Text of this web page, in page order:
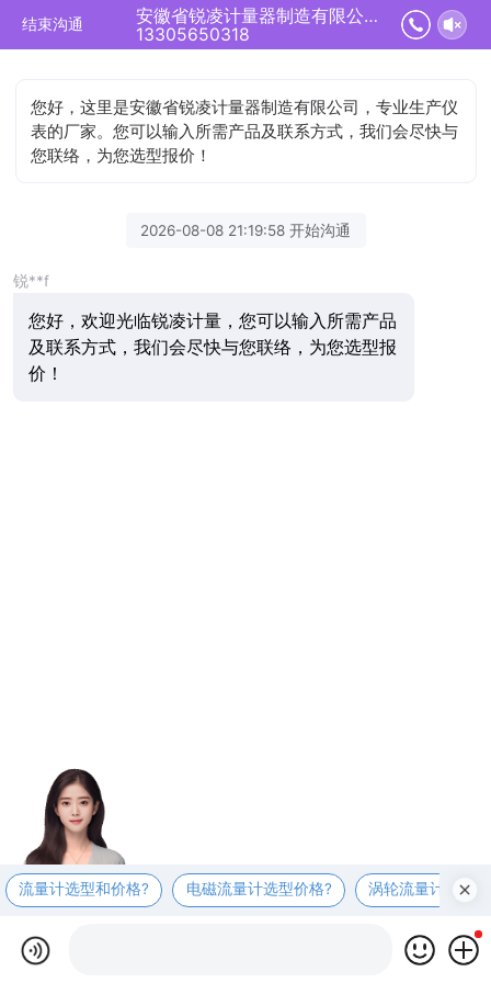
结束沟通
安徽省锐凌计量器制造有限公司正在为您服务
13305650318
您好，这里是安徽省锐凌计量器制造有限公司，专业生产仪
表的厂家。您可以输入所需产品及联系方式，我们会尽快与
您联络，为您选型报价！
2026-08-08 21:19:58 开始沟通
锐**f
您好，欢迎光临锐凌计量，您可以输入所需产品
及联系方式，我们会尽快与您联络，为您选型报
价！
流量计选型和价格? 电磁流量计选型价格? 涡轮流量计选型